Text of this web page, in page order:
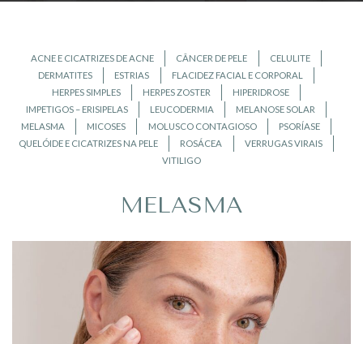
ACNE E CICATRIZES DE ACNE CÂNCER DE PELE
CELULITE
DERMATITES
ESTRIAS
FLACIDEZ FACIAL E CORPORAL
HERPES SIMPLES
HERPES ZOSTER
HIPERIDROSE
IMPETIGOS – ERISIPELAS
LEUCODERMIA
MELANOSE SOLAR
MELASMA
MICOSES MOLUSCO CONTAGIOSO
PSORÍASE
QUELÓIDE E CICATRIZES NA PELE
ROSÁCEA
VERRUGAS VIRAIS
VITILIGO
MELASMA